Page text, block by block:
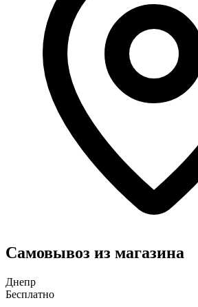
Самовывоз из магазина
Днепр
Бесплатно